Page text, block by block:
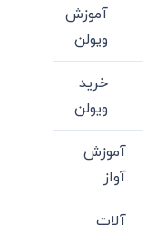
آموزش
ویولن
خرید
ویولن
آموزش
آواز
آلات